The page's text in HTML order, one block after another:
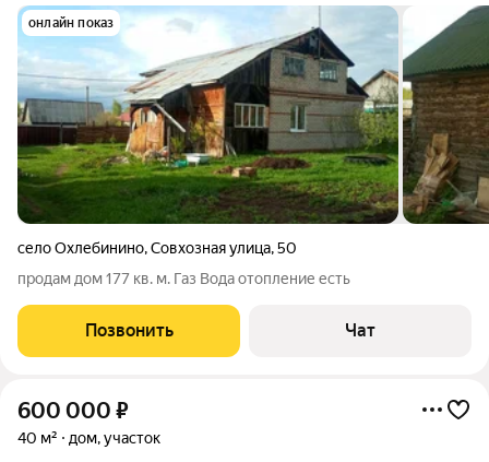
онлайн показ
село Охлебинино,Совхозная улица,50
продам дом 177 кв. м. Газ Вода отопление есть
Позвонить Чат
600 000 ₽
40 м² дом, участок